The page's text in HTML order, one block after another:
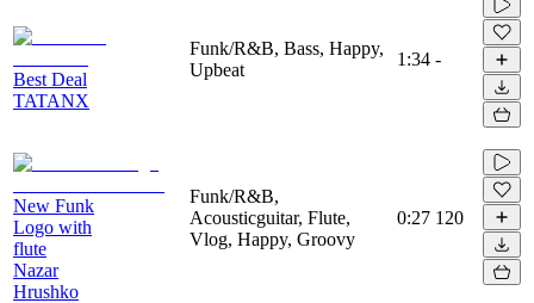
Best Deal
TATANX
Funk/R&B, Bass, Happy,
Upbeat
1:34 -
New Funk
Logo with
flute
Nazar
Hrushko
Funk/R&B,
Acousticguitar, Flute,
Vlog, Happy, Groovy
0:27 120